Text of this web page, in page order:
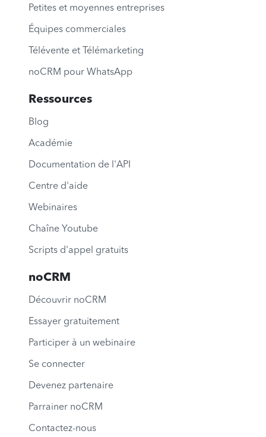
Petites et moyennes entreprises
Équipes commerciales
Télévente et Télémarketing
noCRM pour WhatsApp
Ressources
Blog
Académie
Documentation de l'API
Centre d'aide
Webinaires
Chaîne Youtube
Scripts d'appel gratuits
noCRM
Découvrir noCRM
Essayer gratuitement
Participer à un webinaire
Se connecter
Devenez partenaire
Parrainer noCRM
Contactez-nous